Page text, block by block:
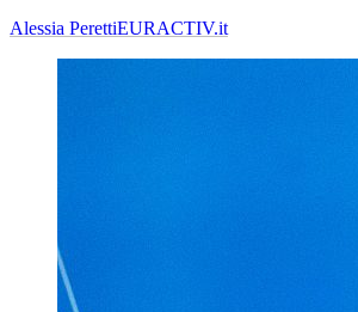
Alessia PerettiEURACTIV.it